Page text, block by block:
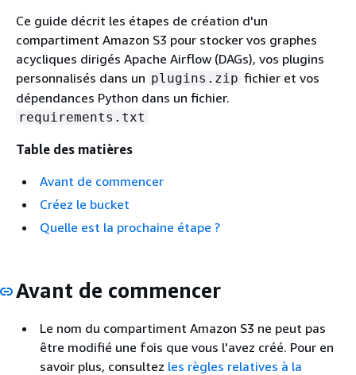
Ce guide décrit les étapes de création d'un
compartiment Amazon S3 pour stocker vos graphes
acycliques dirigés Apache Airflow (DAGs), vos plugins
personnalisés dans un plugins.zip fichier et vos
dépendances Python dans un fichier.
requirements.txt
Table des matières
Avant de commencer
Créez le bucket
Quelle est la prochaine étape ?
Avant de commencer
Le nom du compartiment Amazon S3 ne peut pas
être modifié une fois que vous l'avez créé. Pour en
savoir plus, consultez les règles relatives à la